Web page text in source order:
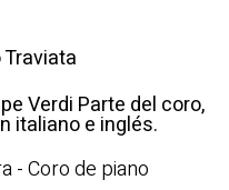
Traviata
Verdi Parte del coro,
italiano e inglés.
- Coro de piano